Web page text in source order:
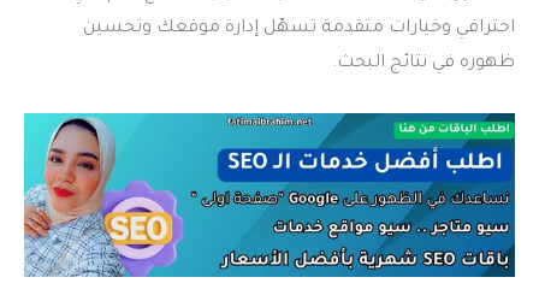
احترافي وخيارات متقدمة تسهّل إدارة موقعك وتحسين
ظهوره في نتائج البحث.